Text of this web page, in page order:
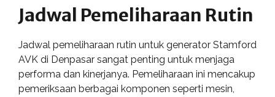
Jadwal Pemeliharaan Rutin
Jadwal pemeliharaan rutin untuk generator Stamford
AVK di Denpasar sangat penting untuk menjaga
performa dan kinerjanya. Pemeliharaan ini mencakup
pemeriksaan berbagai komponen seperti mesin,